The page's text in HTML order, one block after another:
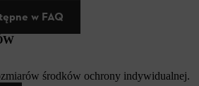
w FAQ
środków ochrony indywidualnej.